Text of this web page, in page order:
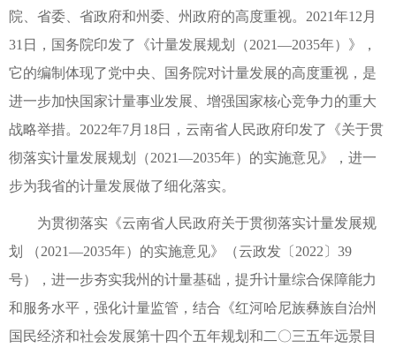
院、省委、省政府和州委、州政府的高度重视。2021年12月
31日，国务院印发了《计量发展规划（2021—2035年）》，
它的编制体现了党中央、国务院对计量发展的高度重视，是
进一步加快国家计量事业发展、增强国家核心竞争力的重大
战略举措。2022年7月18日，云南省人民政府印发了《关于贯
彻落实计量发展规划（2021—2035年）的实施意见》，进一
步为我省的计量发展做了细化落实。
为贯彻落实《云南省人民政府关于贯彻落实计量发展规
划 （2021—2035年）的实施意见》（云政发〔2022〕39
号），进一步夯实我州的计量基础，提升计量综合保障能力
和服务水平，强化计量监管，结合《红河哈尼族彝族自治州
国民经济和社会发展第十四个五年规划和二〇三五年远景目